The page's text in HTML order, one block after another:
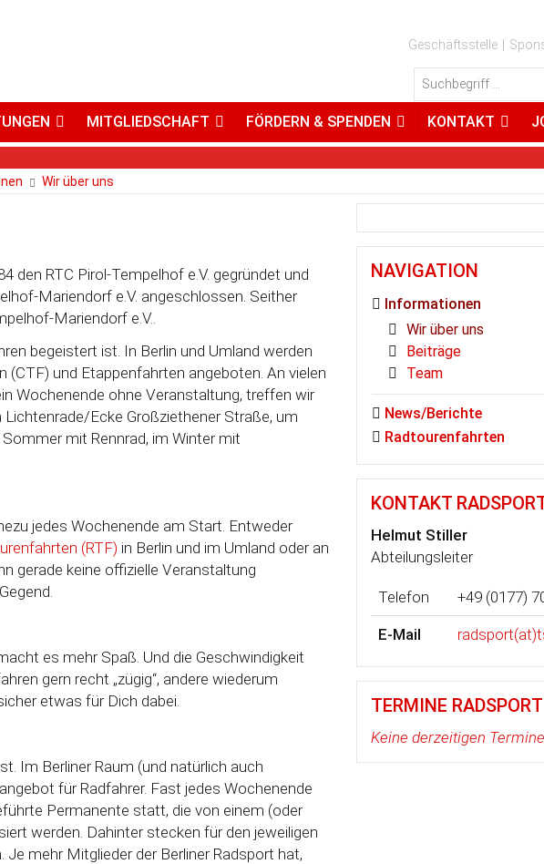
Geschäftsstelle
MITGLIEDSCHAFT FÖRDERN & SPENDEN KONTAKT
Wir über uns
NAVIGATION
Informationen
Wir über uns
Beiträge
Team
News/Berichte
Radtourenfahrten
KONTAKT
Helmut Stiller
Abteilungsleiter
Telefon +49 (0177)
E-Mail
TERMINE RADSPORT
Keine derzeitigen
den RTC Pirol-Tempelhof e.V. gegründet und
Mariendorf e.V. angeschlossen. Seither
Mariendorf e.V..
begeistert ist. In Berlin und Umland werden
(CTF) und Etappenfahrten angeboten. An vielen
Wochenende ohne Veranstaltung, treffen wir
Ecke Großziethener Straße, um
mit Rennrad, im Winter mit
jedes Wochenende am Start. Entweder
(RTF) in Berlin und im Umland oder an
gerade keine offizielle Veranstaltung
es mehr Spaß. Und die Geschwindigkeit
gern recht „zügig“, andere wiederum
etwas für Dich dabei.
Im Berliner Raum (und natürlich auch
für Radfahrer. Fast jedes Wochenende
Permanente statt, die von einem (oder
werden. Dahinter stecken für den jeweiligen
mehr Mitglieder der Berliner Radsport hat,